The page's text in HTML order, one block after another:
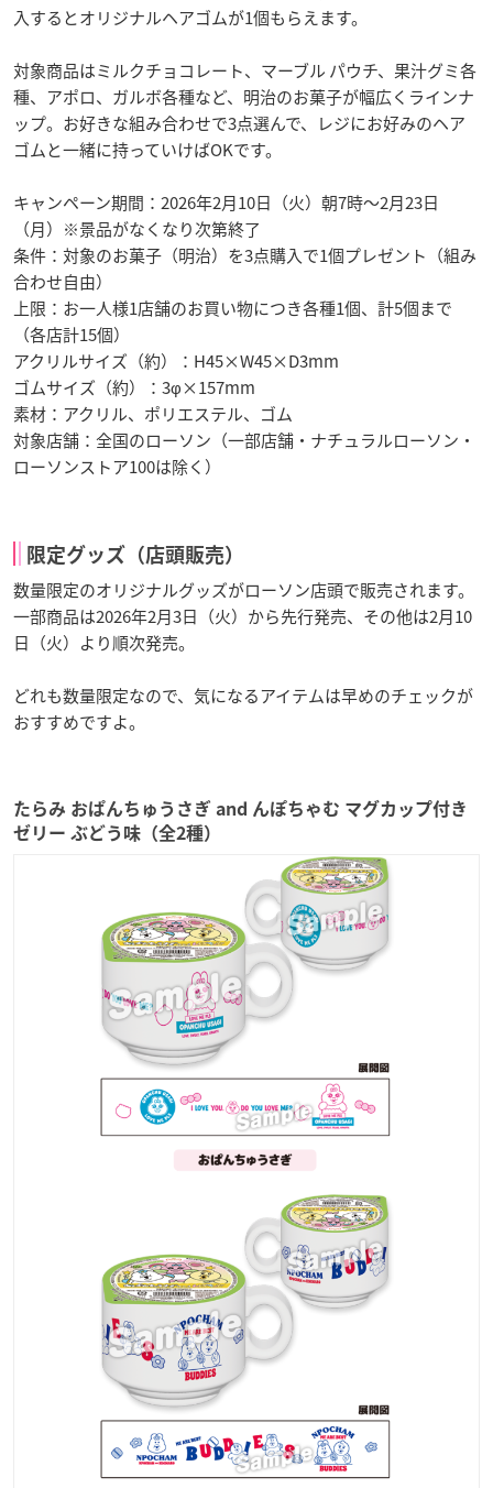
入するとオリジナルヘアゴムが1個もらえます。
対象商品はミルクチョコレート、マーブル パウチ、果汁グミ各
種、アポロ、ガルボ各種など、明治のお菓子が幅広くラインナ
ップ。お好きな組み合わせで3点選んで、レジにお好みのヘア
ゴムと一緒に持っていけばOKです。
キャンペーン期間：2026年2月10日（火）朝7時～2月23日
（月）※景品がなくなり次第終了
条件：対象のお菓子（明治）を3点購入で1個プレゼント（組み
合わせ自由）
上限：お一人様1店舗のお買い物につき各種1個、計5個まで
（各店計15個）
アクリルサイズ（約）：H45×W45×D3mm
ゴムサイズ（約）：3φ×157mm
素材：アクリル、ポリエステル、ゴム
対象店舗：全国のローソン（一部店舗・ナチュラルローソン・
ローソンストア100は除く）
限定グッズ（店頭販売）
数量限定のオリジナルグッズがローソン店頭で販売されます。
一部商品は2026年2月3日（火）から先行発売、その他は2月10
日（火）より順次発売。
どれも数量限定なので、気になるアイテムは早めのチェックが
おすすめですよ。
たらみ おぱんちゅうさぎ and んぽちゃむ マグカップ付き
ゼリー ぶどう味（全2種）